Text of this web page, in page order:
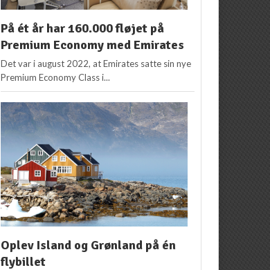
På ét år har 160.000 fløjet på
Premium Economy med Emirates
Det var i august 2022, at Emirates satte sin nye
Premium Economy Class i...
Oplev Island og Grønland på én
flybillet